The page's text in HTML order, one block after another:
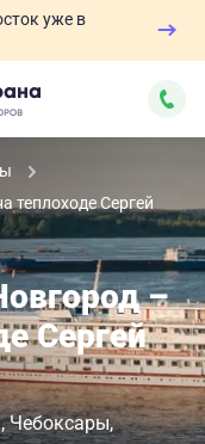
уже в
Сергей
–
Сергей
Чебоксары